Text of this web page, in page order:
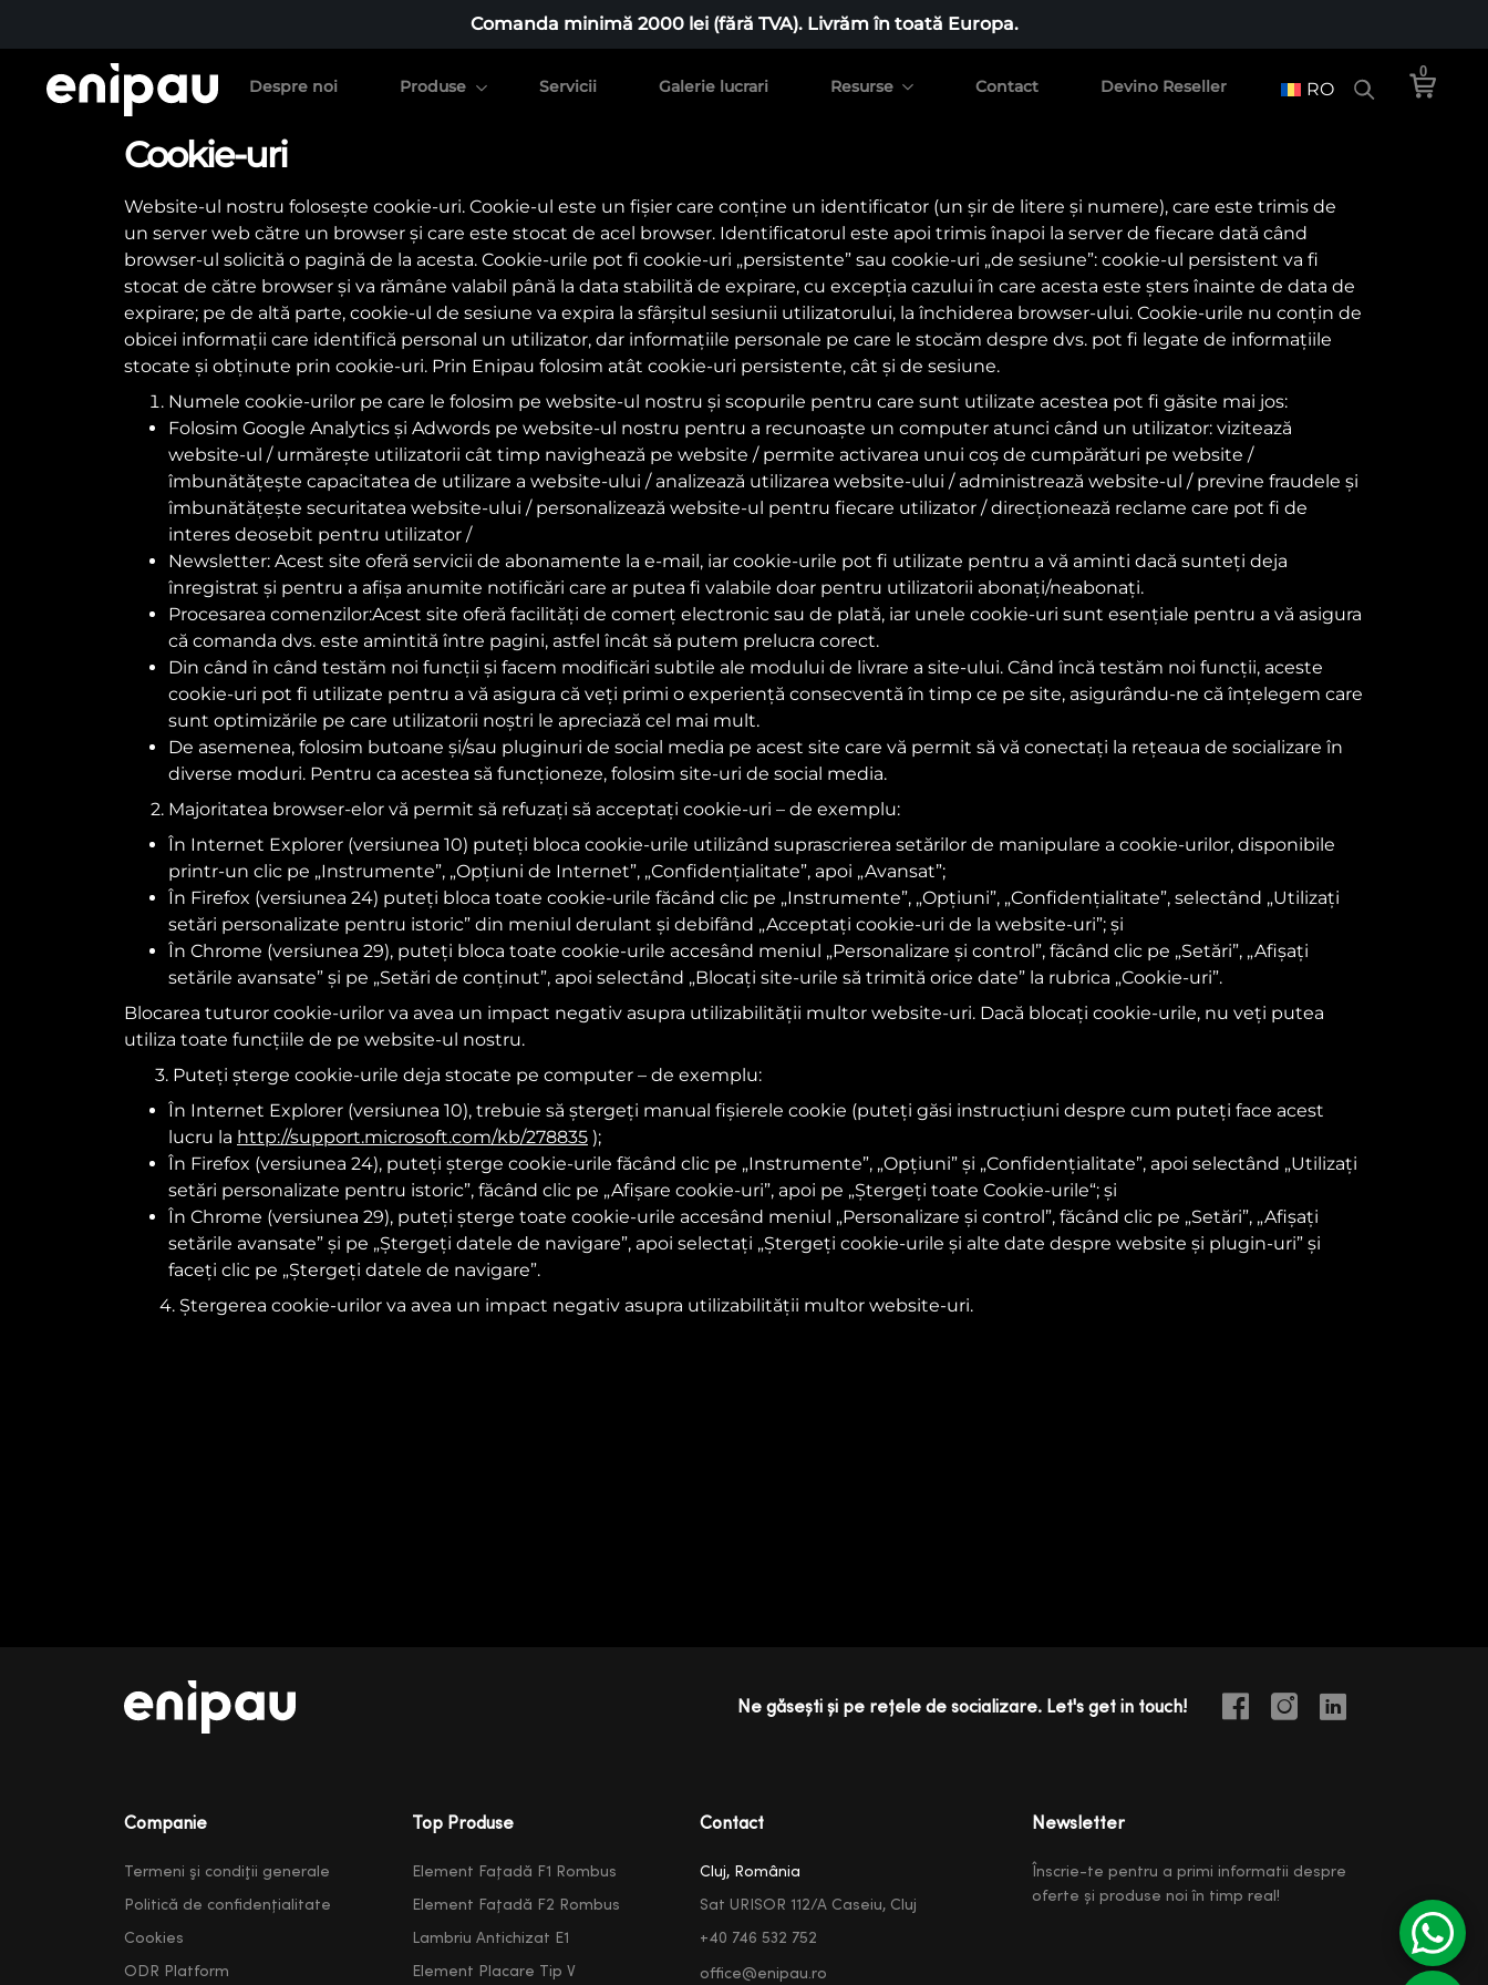
Comanda minimă 2000 lei (fără TVA). Livrăm în toată Europa.
Despre noi Produse Servicii Galerie lucrari Resurse Contact Devino Reseller RO
0
Cookie-uri
Website-ul nostru folosește cookie-uri. Cookie-ul este un fișier care conține un identificator (un șir de litere și numere), care este trimis de
un server web către un browser și care este stocat de acel browser. Identificatorul este apoi trimis înapoi la server de fiecare dată când
browser-ul solicită o pagină de la acesta. Cookie-urile pot fi cookie-uri „persistente” sau cookie-uri „de sesiune”: cookie-ul persistent va fi
stocat de către browser și va rămâne valabil până la data stabilită de expirare, cu excepția cazului în care acesta este șters înainte de data de
expirare; pe de altă parte, cookie-ul de sesiune va expira la sfârșitul sesiunii utilizatorului, la închiderea browser-ului. Cookie-urile nu conțin de
obicei informații care identifică personal un utilizator, dar informațiile personale pe care le stocăm despre dvs. pot fi legate de informațiile
stocate și obținute prin cookie-uri. Prin Enipau folosim atât cookie-uri persistente, cât și de sesiune.
Numele cookie-urilor pe care le folosim pe website-ul nostru și scopurile pentru care sunt utilizate acestea pot fi găsite mai jos:
Folosim Google Analytics și Adwords pe website-ul nostru pentru a recunoaște un computer atunci când un utilizator: vizitează
website-ul / urmărește utilizatorii cât timp navighează pe website / permite activarea unui coș de cumpărături pe website /
îmbunătățește capacitatea de utilizare a website-ului / analizează utilizarea website-ului / administrează website-ul / previne fraudele și
îmbunătățește securitatea website-ului / personalizează website-ul pentru fiecare utilizator / direcționează reclame care pot fi de
interes deosebit pentru utilizator /
Newsletter: Acest site oferă servicii de abonamente la e-mail, iar cookie-urile pot fi utilizate pentru a vă aminti dacă sunteți deja
înregistrat și pentru a afișa anumite notificări care ar putea fi valabile doar pentru utilizatorii abonați/neabonați.
Procesarea comenzilor:Acest site oferă facilități de comerț electronic sau de plată, iar unele cookie-uri sunt esențiale pentru a vă asigura
că comanda dvs. este amintită între pagini, astfel încât să putem prelucra corect.
Din când în când testăm noi funcții și facem modificări subtile ale modului de livrare a site-ului. Când încă testăm noi funcții, aceste
cookie-uri pot fi utilizate pentru a vă asigura că veți primi o experiență consecventă în timp ce pe site, asigurându-ne că înțelegem care
sunt optimizările pe care utilizatorii noștri le apreciază cel mai mult.
De asemenea, folosim butoane și/sau pluginuri de social media pe acest site care vă permit să vă conectați la rețeaua de socializare în
diverse moduri. Pentru ca acestea să funcționeze, folosim site-uri de social media.
2. Majoritatea browser-elor vă permit să refuzați să acceptați cookie-uri – de exemplu:
În Internet Explorer (versiunea 10) puteți bloca cookie-urile utilizând suprascrierea setărilor de manipulare a cookie-urilor, disponibile
printr-un clic pe „Instrumente”, „Opțiuni de Internet”, „Confidențialitate”, apoi „Avansat”;
În Firefox (versiunea 24) puteți bloca toate cookie-urile făcând clic pe „Instrumente”, „Opțiuni”, „Confidențialitate”, selectând „Utilizați
setări personalizate pentru istoric” din meniul derulant și debifând „Acceptați cookie-uri de la website-uri”; și
În Chrome (versiunea 29), puteți bloca toate cookie-urile accesând meniul „Personalizare și control”, făcând clic pe „Setări”, „Afișați
setările avansate” și pe „Setări de conținut”, apoi selectând „Blocați site-urile să trimită orice date” la rubrica „Cookie-uri”.
Blocarea tuturor cookie-urilor va avea un impact negativ asupra utilizabilității multor website-uri. Dacă blocați cookie-urile, nu veți putea
utiliza toate funcțiile de pe website-ul nostru.
3. Puteți șterge cookie-urile deja stocate pe computer – de exemplu:
În Internet Explorer (versiunea 10), trebuie să ștergeți manual fișierele cookie (puteți găsi instrucțiuni despre cum puteți face acest
lucru la http://support.microsoft.com/kb/278835 );
În Firefox (versiunea 24), puteți șterge cookie-urile făcând clic pe „Instrumente”, „Opțiuni” și „Confidențialitate”, apoi selectând „Utilizați
setări personalizate pentru istoric”, făcând clic pe „Afișare cookie-uri”, apoi pe „Ștergeți toate Cookie-urile“; și
În Chrome (versiunea 29), puteți șterge toate cookie-urile accesând meniul „Personalizare și control”, făcând clic pe „Setări”, „Afișați
setările avansate” și pe „Ștergeți datele de navigare”, apoi selectați „Ștergeți cookie-urile și alte date despre website și plugin-uri” și
faceți clic pe „Ștergeți datele de navigare”.
4. Ștergerea cookie-urilor va avea un impact negativ asupra utilizabilității multor website-uri.
Ne găsești și pe rețele de socializare. Let's get in touch!
Companie
Termeni şi condiţii generale
Politică de confidențialitate
Cookies
ODR Platform
Top Produse
Element Fațadă F1 Rombus
Element Fațadă F2 Rombus
Lambriu Antichizat E1
Element Placare Tip V
Contact
Cluj, România
Sat URISOR 112/A Caseiu, Cluj
+40 746 532 752
office@enipau.ro
Newsletter
Înscrie-te pentru a primi informatii despre
oferte și produse noi în timp real!